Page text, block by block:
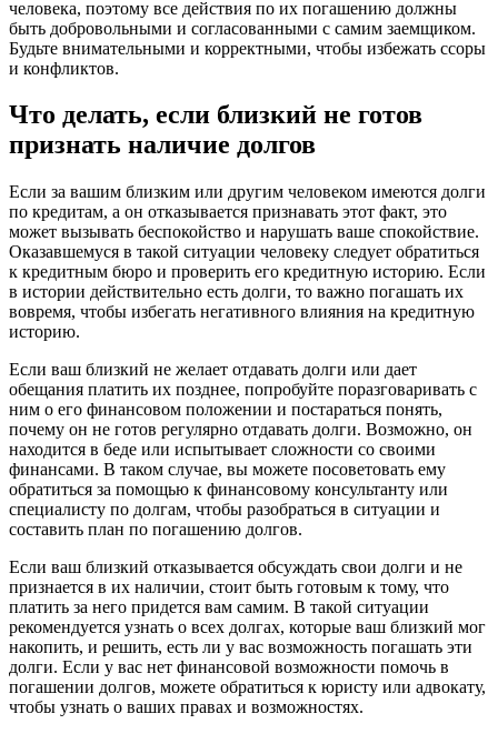
человека, поэтому все действия по их погашению должны
быть добровольными и согласованными с самим заемщиком.
Будьте внимательными и корректными, чтобы избежать ссоры
и конфликтов.
Что делать, если близкий не готов
признать наличие долгов
Если за вашим близким или другим человеком имеются долги
по кредитам, а он отказывается признавать этот факт, это
может вызывать беспокойство и нарушать ваше спокойствие.
Оказавшемуся в такой ситуации человеку следует обратиться
к кредитным бюро и проверить его кредитную историю. Если
в истории действительно есть долги, то важно погашать их
вовремя, чтобы избегать негативного влияния на кредитную
историю.
Если ваш близкий не желает отдавать долги или дает
обещания платить их позднее, попробуйте поразговаривать с
ним о его финансовом положении и постараться понять,
почему он не готов регулярно отдавать долги. Возможно, он
находится в беде или испытывает сложности со своими
финансами. В таком случае, вы можете посоветовать ему
обратиться за помощью к финансовому консультанту или
специалисту по долгам, чтобы разобраться в ситуации и
составить план по погашению долгов.
Если ваш близкий отказывается обсуждать свои долги и не
признается в их наличии, стоит быть готовым к тому, что
платить за него придется вам самим. В такой ситуации
рекомендуется узнать о всех долгах, которые ваш близкий мог
накопить, и решить, есть ли у вас возможность погашать эти
долги. Если у вас нет финансовой возможности помочь в
погашении долгов, можете обратиться к юристу или адвокату,
чтобы узнать о ваших правах и возможностях.